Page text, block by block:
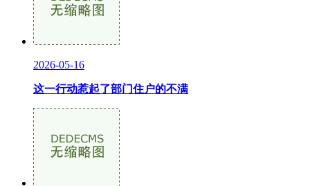
2026-05-16
这一行动惹起了部门住户的不满